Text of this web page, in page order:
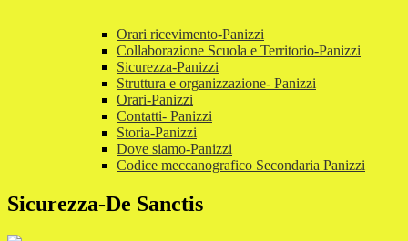
Orari ricevimento-Panizzi
Collaborazione Scuola e Territorio-Panizzi
Sicurezza-Panizzi
Struttura e organizzazione- Panizzi
Orari-Panizzi
Contatti- Panizzi
Storia-Panizzi
Dove siamo-Panizzi
Codice meccanografico Secondaria Panizzi
Sicurezza-De Sanctis